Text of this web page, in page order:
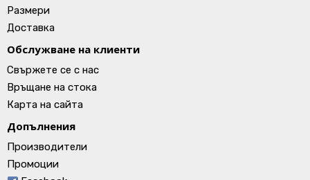
Размери
Доставка
Обслужване на клиенти
Свържете се с нас
Връщане на стока
Карта на сайта
Допълнения
Производители
Промоции